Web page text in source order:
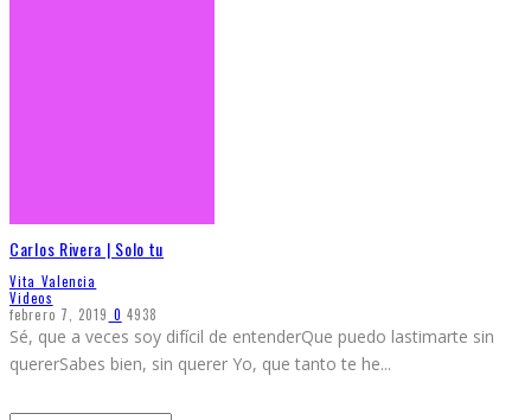
Carlos Rivera | Solo tu
Vita Valencia
Videos
febrero 7, 2019 0 4938
Sé, que a veces soy difícil de entenderQue puedo lastimarte sin
quererSabes bien, sin querer Yo, que tanto te he...